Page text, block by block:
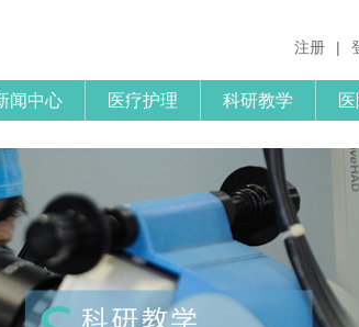
注册 |
闻中心 医疗护理 科研教学